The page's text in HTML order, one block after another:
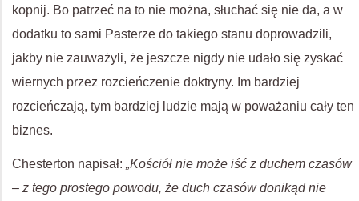
kopnij. Bo patrzeć na to nie można, słuchać się nie da, a w
dodatku to sami Pasterze do takiego stanu doprowadzili,
jakby nie zauważyli, że jeszcze nigdy nie udało się zyskać
wiernych przez rozcieńczenie doktryny. Im bardziej
rozcieńczają, tym bardziej ludzie mają w poważaniu cały ten
biznes.
Chesterton napisał: „Kościół nie może iść z duchem czasów
– z tego prostego powodu, że duch czasów donikąd nie